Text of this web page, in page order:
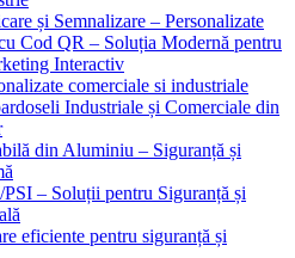
și Semnalizare – Personalizate
Cod QR – Soluția Modernă pentru
Interactiv
comerciale si industriale
Industriale și Comerciale din
din Aluminiu – Siguranță și
– Soluții pentru Siguranță și
eficiente pentru siguranță și